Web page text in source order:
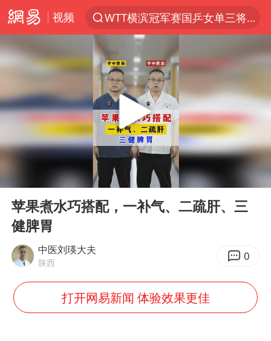
视频
WTT横滨冠军赛国乒女单三将晋级四强
光影经济撬动暑期消费新蓝海
陈思诚零点晒照为佟丽娅庆生
马克·艾伦退出斯诺克中国公开赛
郑丽文：台湾从来没有“独立”过
情侣在平潭拍日出时坠崖致一死一伤
茅台部分直营店飞天茅台提价
白海豚将正面袭击贯穿浙江
杭州全市有序停课
上四休三，但降薪1000元，你接受吗？
Play
苹果煮水巧搭配，一补气、二疏肝、三
健脾胃
中医刘瑛大夫
陕西 0
打开网易新闻 体验效果更佳